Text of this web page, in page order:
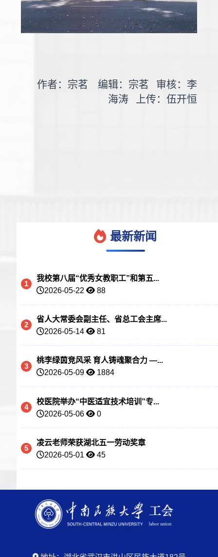
作者：宗茗 编辑：宗茗 审核：李
海涛 上传：伍开恒
最新新闻
1
我校第八届“优秀女教职工”和第五...
2026-05-22
88
2
省人大常委会副主任、省总工会主席...
2026-05-14
81
3
桃李绿茵竞风采 育人铸魂聚合力 —...
2026-05-09
1884
4
校医院举办“中医适宜技术培训”专...
2026-05-06
0
5
凌云老师荣获湖北五一劳动奖章
2026-05-01
45